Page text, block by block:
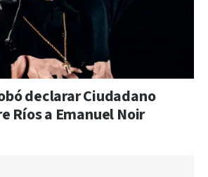
declarar Ciudadano
Ríos a Emanuel Noir